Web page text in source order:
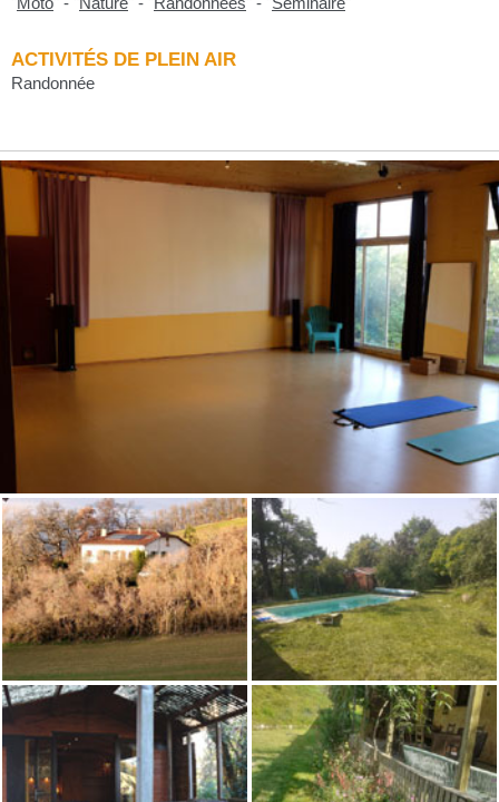
ACTIVITÉS DE PLEIN AIR
Randonnée